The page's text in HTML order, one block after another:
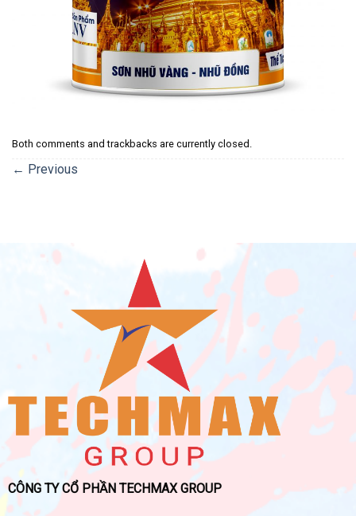
Both comments and trackbacks are currently closed.
← Previous
CÔNG TY CỔ PHẦN TECHMAX GROUP